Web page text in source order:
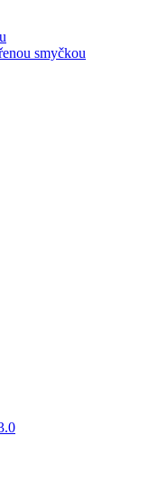
smyčkou